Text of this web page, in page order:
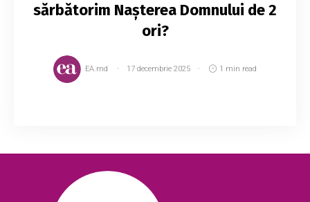
sărbătorim Naşterea Domnului de 2
ori?
EA.md 17 decembrie 2025 1 min read
masa de sărbătoare pentru a marca Na...